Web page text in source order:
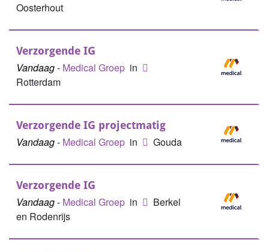
Oosterhout
Verzorgende IG
Vandaag- Medical Groep in
Rotterdam
Verzorgende IG projectmatig
Vandaag- Medical Groep in Gouda
Verzorgende IG
Vandaag- Medical Groep in
Berkel
en Rodenrijs